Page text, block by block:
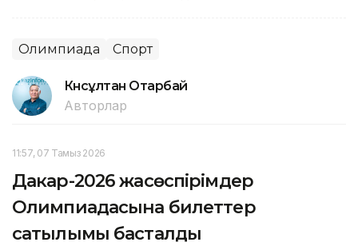
Олимпиада Спорт
Күнсұлтан Отарбай
Авторлар
11:57, 07 Тамыз 2026
Дакар-2026 жасөспірімдер
Олимпиадасына билеттер
сатылымы басталды